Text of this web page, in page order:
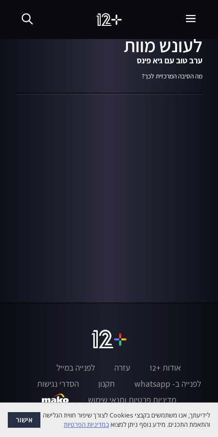
אזרח צפון קוריאני נידון
לעונש מוות
ערב טוב עם גיא פינס
מה הסיבה המרכזית לכך?
אודות +12 עזרה
לפנייה במייל
לפנייה ב- whatsapp
תקנון
הסדרי נגישות
מדיניות פרטיות ותנאי שימוש
לידיעתך, אנו משתמשים בקבצי Cookies לצורך שיפור חווית הגלישה
והתאמת התכנים. מידע נוסף ניתן למצואבמדיניות הפרטיות אישור